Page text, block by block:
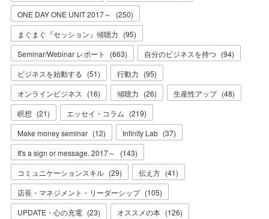
ONE DAY ONE UNIT 2017～
(250)
まぐまぐ『セッション』傾聴力 (95)
Seminar/Webinar レポート
(663) 自分のビジネスを持つ (94)
ビジネスを始動する (51) 行動力 (95)
オンラインビジネス
(16) 傾聴力 (26) 生産性アップ (48)
瞑想 (21) エッセイ・コラム (219)
Make money seminar (12) Infinity Lab (37)
It's a sign or message. 2017～
(143)
コミュニケーションスキル (29) 伝え方 (41)
店長・マネジメント・リーダーシップ (105)
UPDATE・心の充電 (23) オススメの本 (126)